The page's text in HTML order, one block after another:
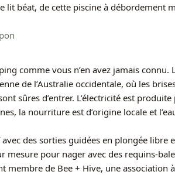
lit béat, de cette piscine à débordement
comme vous n’en avez jamais connu.
de l’Australie occidentale, où les
sûres d’entrer. L’électricité est produite
la nourriture est d’origine locale et
des sorties guidées en plongée libre
mesure pour nager avec des requins-
membre de Bee + Hive, une association